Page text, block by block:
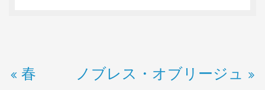
春 ノブレス・オブリージュ